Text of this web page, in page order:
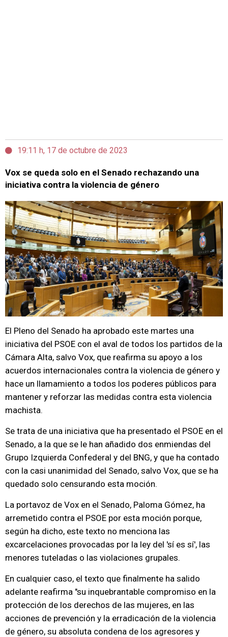
19:11 h, 17 de octubre de 2023
Vox se queda solo en el Senado rechazando una
iniciativa contra la violencia de género
El Pleno del Senado ha aprobado este martes una
iniciativa del PSOE con el aval de todos los partidos de la
Cámara Alta, salvo Vox, que reafirma su apoyo a los
acuerdos internacionales contra la violencia de género y
hace un llamamiento a todos los poderes públicos para
mantener y reforzar las medidas contra esta violencia
machista.
Se trata de una iniciativa que ha presentado el PSOE en el
Senado, a la que se le han añadido dos enmiendas del
Grupo Izquierda Confederal y del BNG, y que ha contado
con la casi unanimidad del Senado, salvo Vox, que se ha
quedado solo censurando esta moción.
La portavoz de Vox en el Senado, Paloma Gómez, ha
arremetido contra el PSOE por esta moción porque,
según ha dicho, este texto no menciona las
excarcelaciones provocadas por la ley del 'sí es sí', las
menores tuteladas o las violaciones grupales.
En cualquier caso, el texto que finalmente ha salido
adelante reafirma "su inquebrantable compromiso en la
protección de los derechos de las mujeres, en las
acciones de prevención y la erradicación de la violencia
de género, su absoluta condena de los agresores y